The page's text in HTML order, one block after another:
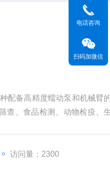
配备高精度蠕动泵和机械臂
查、食品检测、动物检疫、
访问量：2300
电话咨询
扫码加微信